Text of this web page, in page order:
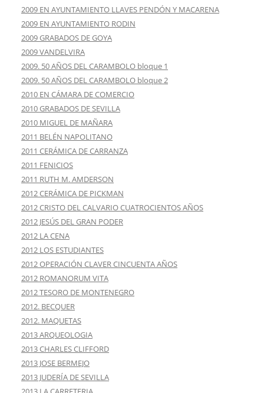
2009 EN AYUNTAMIENTO LLAVES PENDÓN Y MACARENA
2009 EN AYUNTAMIENTO RODIN
2009 GRABADOS DE GOYA
2009 VANDELVIRA
2009. 50 AÑOS DEL CARAMBOLO bloque 1
2009. 50 AÑOS DEL CARAMBOLO bloque 2
2010 EN CÁMARA DE COMERCIO
2010 GRABADOS DE SEVILLA
2010 MIGUEL DE MAÑARA
2011 BELÉN NAPOLITANO
2011 CERÁMICA DE CARRANZA
2011 FENICIOS
2011 RUTH M. AMDERSON
2012 CERÁMICA DE PICKMAN
2012 CRISTO DEL CALVARIO CUATROCIENTOS AÑOS
2012 JESÚS DEL GRAN PODER
2012 LA CENA
2012 LOS ESTUDIANTES
2012 OPERACIÓN CLAVER CINCUENTA AÑOS
2012 ROMANORUM VITA
2012 TESORO DE MONTENEGRO
2012. BECQUER
2012. MAQUETAS
2013 ARQUEOLOGIA
2013 CHARLES CLIFFORD
2013 JOSE BERMEJO
2013 JUDERÍA DE SEVILLA